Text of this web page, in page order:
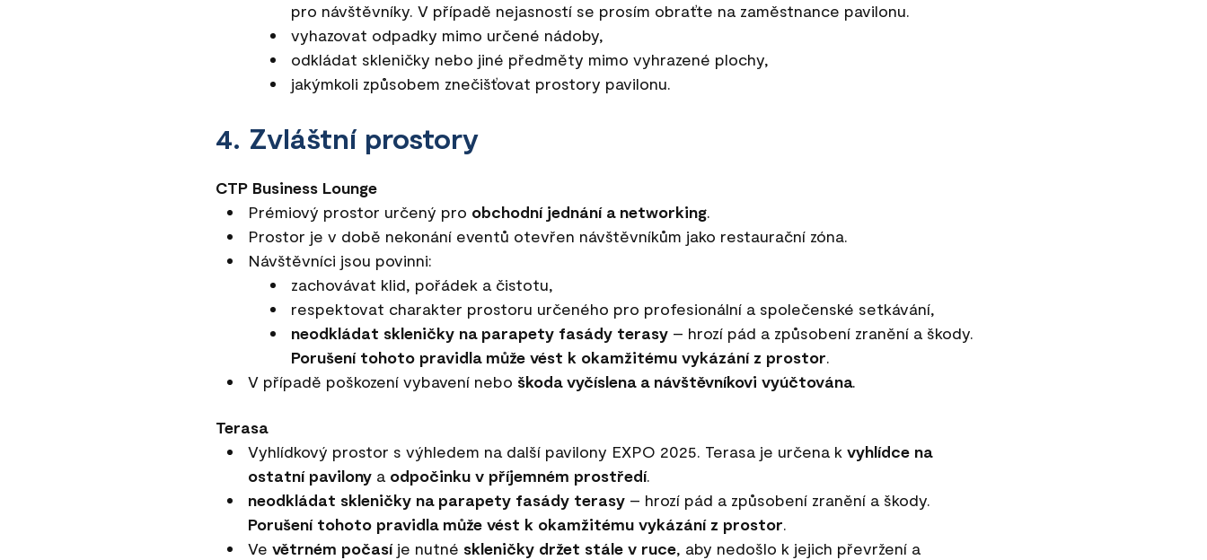
pro návštěvníky. V případě nejasností se prosím obraťte na zaměstnance pavilonu.
vyhazovat odpadky mimo určené nádoby,
odkládat skleničky nebo jiné předměty mimo vyhrazené plochy,
jakýmkoli způsobem znečišťovat prostory pavilonu.
4. Zvláštní prostory
CTP Business Lounge
Prémiový prostor určený pro obchodní jednání a networking.
Prostor je v době nekonání eventů otevřen návštěvníkům jako restaurační zóna.
Návštěvníci jsou povinni:
zachovávat klid, pořádek a čistotu,
respektovat charakter prostoru určeného pro profesionální a společenské setkávání,
neodkládat skleničky na parapety fasády terasy – hrozí pád a způsobení zranění a škody.
Porušení tohoto pravidla může vést k okamžitému vykázání z prostor.
V případě poškození vybavení nebo škoda vyčíslena a návštěvníkovi vyúčtována.
Terasa
Vyhlídkový prostor s výhledem na další pavilony EXPO 2025. Terasa je určena k vyhlídce na
ostatní pavilony a odpočinku v příjemném prostředí.
neodkládat skleničky na parapety fasády terasy – hrozí pád a způsobení zranění a škody.
Porušení tohoto pravidla může vést k okamžitému vykázání z prostor.
Ve větrném počasíje nutné skleničky držet stále v ruce, aby nedošlo k jejich převržení a